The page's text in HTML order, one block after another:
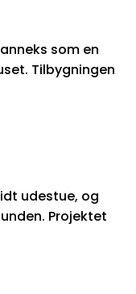
som en
Tilbygningen
udestue, og
Projektet